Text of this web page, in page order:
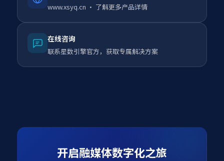
www.xsyq.cn · 了解更多产品详情
在线咨询
联系星数引擎官方，获取专属解决方案
开启融媒体数字化之旅